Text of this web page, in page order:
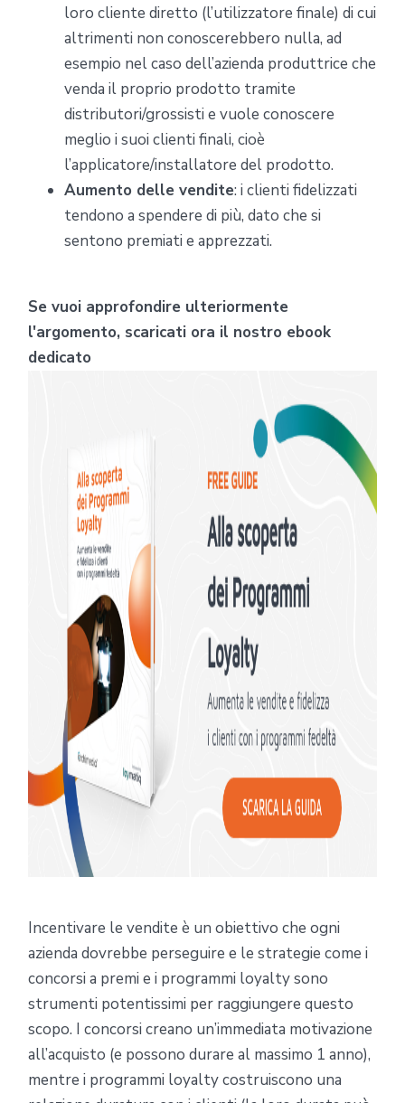
loro cliente diretto (l’utilizzatore finale) di cui
altrimenti non conoscerebbero nulla, ad
esempio nel caso dell’azienda produttrice che
venda il proprio prodotto tramite
distributori/grossisti e vuole conoscere
meglio i suoi clienti finali, cioè
l’applicatore/installatore del prodotto.
Aumento delle vendite: i clienti fidelizzati
tendono a spendere di più, dato che si
sentono premiati e apprezzati.
Se vuoi approfondire ulteriormente
l'argomento, scaricati ora il nostro ebook
dedicato
Incentivare le vendite è un obiettivo che ogni
azienda dovrebbe perseguire e le strategie come i
concorsi a premi e i programmi loyalty sono
strumenti potentissimi per raggiungere questo
scopo. I concorsi creano un’immediata motivazione
all’acquisto (e possono durare al massimo 1 anno),
mentre i programmi loyalty costruiscono una